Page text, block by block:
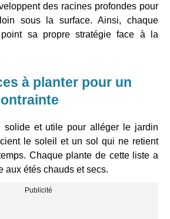
des racines profondes pour
sous la surface. Ainsi, chaque
sa propre stratégie face à la
à planter pour un
solide et utile pour alléger le jardin
le soleil et un sol qui ne retient
Chaque plante de cette liste a
aux étés chauds et secs.